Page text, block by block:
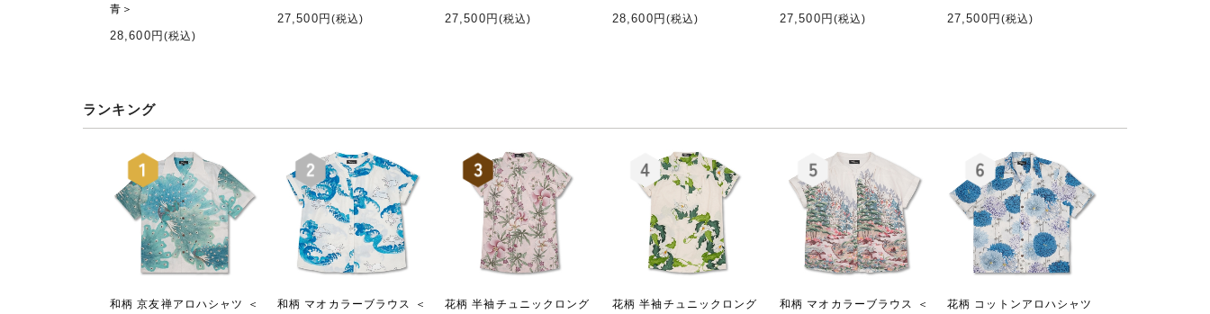
青＞
28,600円 (税込)
27,500円 (税込) 27,500円 (税込) 28,600円 (税込) 27,500円 (税込) 27,500円 (税込)
ランキング
和柄 京友禅アロハシャツ ＜
和柄 マオカラーブラウス ＜
花柄 半袖チュニックロング
花柄 半袖チュニックロング
和柄 マオカラーブラウス ＜
花柄 コットンアロハシャツ